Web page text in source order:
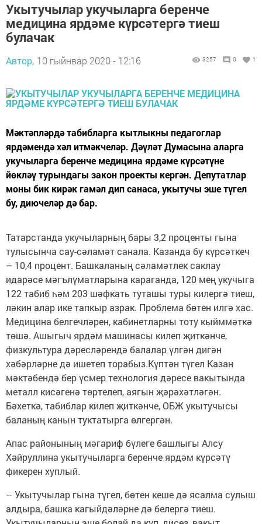
Укытучылар укучыларга беренче
медицина ярдәме күрсәтергә тиеш
булачак
Автор, 10 гыйнвар 2020 - 12:16 3257 0 1
Мәктәпләрдә табибларга кытлыкны педагоглар
ярдәмендә хәл итмәкчеләр. Дәүләт Думасына аларга
укучыларга беренче медицина ярдәме күрсәтүне
йөкләү турындагы закон проекты кергән. Депутатлар
моны бик кирәк гамәл дип санаса, укытучы эше түгел
бу, диючеләр дә бар.
Татарстанда укучыларның бары 3,2 проценты гына
тулысынча сау-сәламәт санала. Казанда бу күрсәткеч
– 10,4 процент. Башкаланың сәламәтлек саклау
идарәсе мәгълүматларына караганда, 120 мең укучыга
122 табиб һәм 203 шәфкать туташы туры килергә тиеш,
ләкин алар ике тапкыр азрак. Проблема бөтен илгә хас.
Медицина белгечләрен, кабинетларны тоту кыйммәткә
төшә. Ашыгыч ярдәм машинасы килеп җиткәнче,
физкультура дәресләрендә балалар үлгән дигән
хәбәрләрне дә ишетеп торабыз.Күптән түгел Казан
мәктәбендә бер үсмер технология дәресе вакытында
металл кисәгенә төртелеп, аягын җәрәхәтләгән.
Бәхеткә, табиблар килеп җиткәнче, ОБЖ укытучысы
баланың канын туктатырга өлгергән.
Апас районының мәгариф бүлеге башлыгы Алсу
Хәйруллина укытучыларга беренче ярдәм күрсәтү
фикерен хуплый.
– Укытучылар гына түгел, бөтен кеше дә ясалма сулыш
алдыра, башка кагыйдәләрне дә белергә тиеш.